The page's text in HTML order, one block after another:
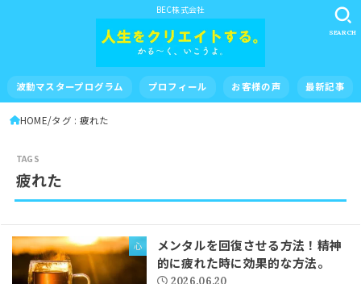
BEC株式会社
波動マスタープログラム プロフィール お客様の声 最新記事
SEARCH
HOME タグ : 疲れた
疲れた
心
メンタルを回復させる方法！精神
的に疲れた時に効果的な方法。
2026.06.20